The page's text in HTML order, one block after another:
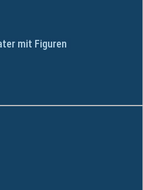
mit Figuren